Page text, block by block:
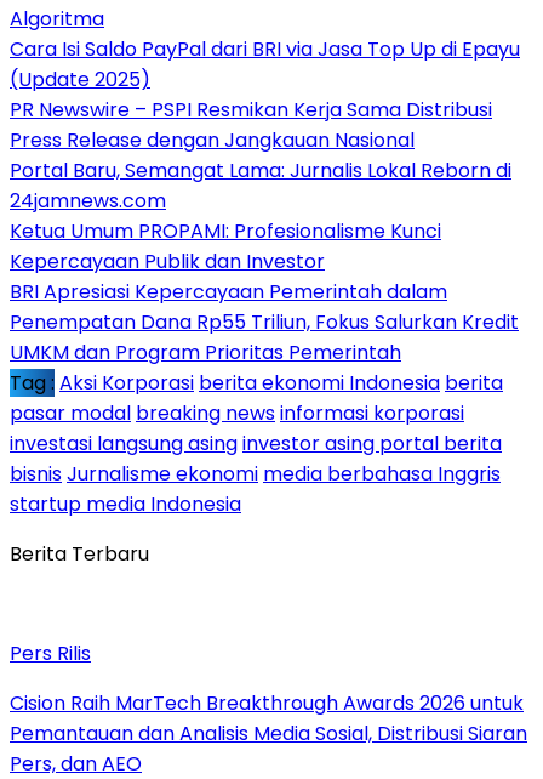
Algoritma
Cara Isi Saldo PayPal dari BRI via Jasa Top Up di Epayu
(Update 2025)
PR Newswire – PSPI Resmikan Kerja Sama Distribusi
Press Release dengan Jangkauan Nasional
Portal Baru, Semangat Lama: Jurnalis Lokal Reborn di
24jamnews.com
Ketua Umum PROPAMI: Profesionalisme Kunci
Kepercayaan Publik dan Investor
BRI Apresiasi Kepercayaan Pemerintah dalam
Penempatan Dana Rp55 Triliun, Fokus Salurkan Kredit
UMKM dan Program Prioritas Pemerintah
Tag : Aksi Korporasi berita ekonomi Indonesia berita
pasar modal breaking newsinformasi korporasi
investasi langsung asinginvestor asing portal berita
bisnisJurnalisme ekonomi media berbahasa Inggris
startup media Indonesia
Berita Terbaru
Pers Rilis
Cision Raih MarTech Breakthrough Awards 2026 untuk
Pemantauan dan Analisis Media Sosial, Distribusi Siaran
Pers, dan AEO